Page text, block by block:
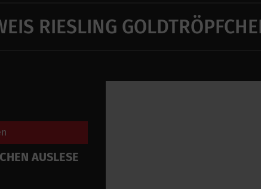
RIESLING
AUSLESE